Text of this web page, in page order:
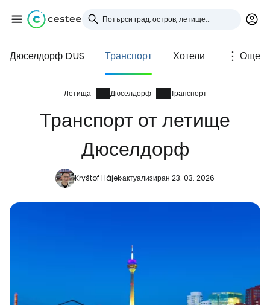
Дюселдорф DUS Транспорт Хотели Още
Летища Дюселдорф Транспорт
Транспорт от летище
Дюселдорф
Kryštof Hájekактуализиран 23. 03. 2026
Влезте в Cestee
... световната общност на туристите
Продължете с Google
Продължете с Facebook